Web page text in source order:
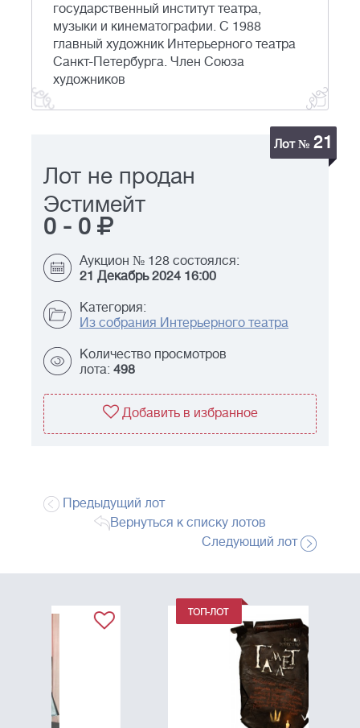
государственный институт театра,
музыки и кинематографии. С 1988
главный художник Интерьерного театра
Санкт-Петербурга. Член Союза
художников
Лот № 21
Лот не продан
Эстимейт
0 - 0
Аукцион № 128 состоялся:
21 Декабрь 2024 16:00
Категория:
Из собрания Интерьерного театра
Количество просмотров
лота: 498
Добавить в избранное
Предыдущий лот
Вернуться к списку лотов
Следующий лот